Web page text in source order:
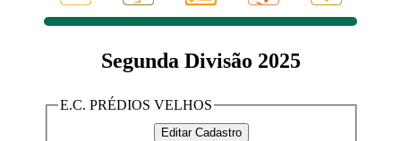
Segunda Divisão 2025
E.C. PRÉDIOS VELHOS